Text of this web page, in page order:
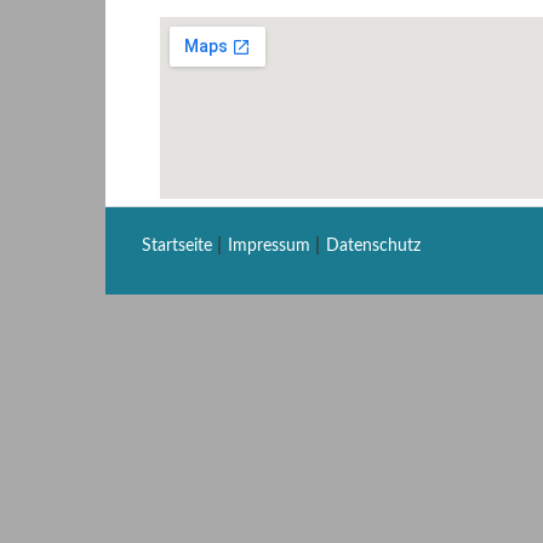
Startseite Impressum Datenschutz